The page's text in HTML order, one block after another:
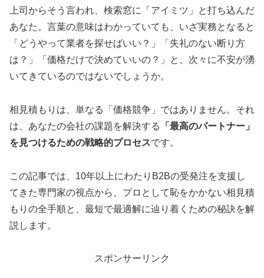
上司からそう言われ、検索窓に「アイミツ」と打ち込んだ
あなた。言葉の意味はわかっていても、いざ実務となると
「どうやって業者を探せばいい？」「失礼のない断り方
は？」「価格だけで決めていいの？」と、次々に不安が湧
いてきているのではないでしょうか。
相見積もりは、単なる「価格競争」ではありません。それ
は、あなたの会社の課題を解決する
「最高のパートナー」
を見つけるための戦略的プロセスです。
この記事では、10年以上にわたりB2Bの受発注を支援し
てきた専門家の視点から、プロとして恥をかかない相見積
もりの全手順と、最短で最適解に辿り着くための秘訣を解
説します。
スポンサーリンク